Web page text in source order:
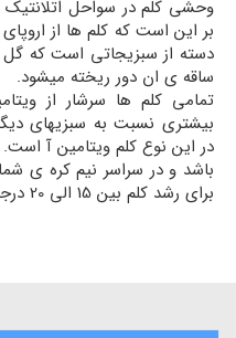
وحشی کلم در سواحل اتلانتیک
بر این است که کلم ها از
دسته از سبزیجاتی است که
ساقه ی ان دور ریخته میشود.
تمامی کلم ها سرشار از
بیشتری نسبت به سبزیهای
در این نوع کلم ویتامین آ
باشد و در سراسر نیم کره ی
برای رشد کلم بین 15 الی 20 درجه سانتیگراد است.